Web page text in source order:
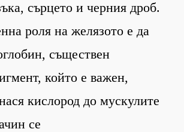
сърцето и черния дроб.
роля на желязото е да
съществен
който е важен,
кислород до мускулите
се